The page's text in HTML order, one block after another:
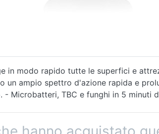
in modo rapido tutte le superfici e
un ampio spettro d'azione rapida e
- Microbatteri, TBC e funghi in 5 minuti